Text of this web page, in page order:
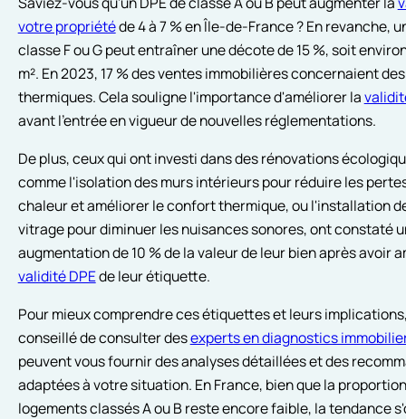
votre propriétéde 4 à 7 % en Île-de-France ? En revanche,
classe F ou G peut entraîner une décote de 15 %, soit
m². En 2023, 17 % des ventes immobilières concernaient
thermiques. Cela souligne l'importance d'améliorer la
avant l'entrée en vigueur de nouvelles réglementations.
De plus, ceux qui ont investi dans des rénovations
comme l'isolation des murs intérieurs pour réduire les
chaleur et améliorer le confort thermique, ou l'installation
vitrage pour diminuer les nuisances sonores, ont constaté
augmentation de 10 % de la valeur de leur bien après avoir
validité DPEde leur étiquette.
Pour mieux comprendre ces étiquettes et leurs
conseillé de consulter desexperts en diagnostics
peuvent vous fournir des analyses détaillées et des
adaptées à votre situation. En France, bien que la
logements classés A ou B reste encore faible, la tendance